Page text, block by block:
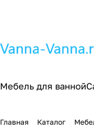
Мебель для ванной
Главная Каталог